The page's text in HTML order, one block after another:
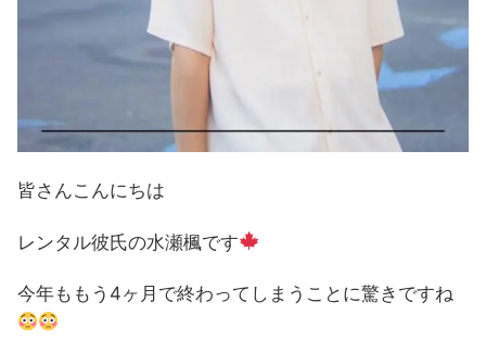
皆さんこんにちは
レンタル彼氏の水瀬楓です
今年ももう4ヶ月で終わってしまうことに驚きですね